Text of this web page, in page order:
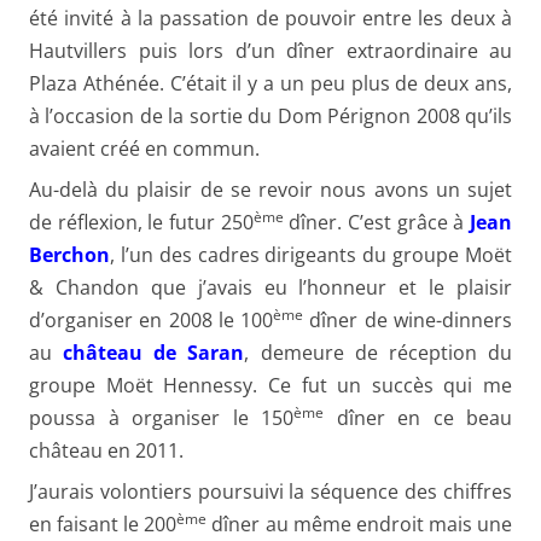
été invité à la passation de pouvoir entre les deux à
Hautvillers puis lors d’un dîner extraordinaire au
Plaza Athénée. C’était il y a un peu plus de deux ans,
à l’occasion de la sortie du Dom Pérignon 2008 qu’ils
avaient créé en commun.
Au-delà du plaisir de se revoir nous avons un sujet
de réflexion, le futur 250ème dîner. C’est grâce à Jean
Berchon, l’un des cadres dirigeants du groupe Moët
& Chandon que j’avais eu l’honneur et le plaisir
d’organiser en 2008 le 100ème dîner de wine-dinners
auchâteau de Saran, demeure de réception du
groupe Moët Hennessy. Ce fut un succès qui me
poussa à organiser le 150ème
dîner en ce beau
château en 2011.
J’aurais volontiers poursuivi la séquence des chiffres
en faisant le 200ème dîner au même endroit mais une